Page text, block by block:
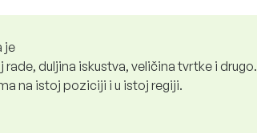
je
duljina iskustva, veličina tvrtke i drugo.
na istoj poziciji i u istoj regiji.